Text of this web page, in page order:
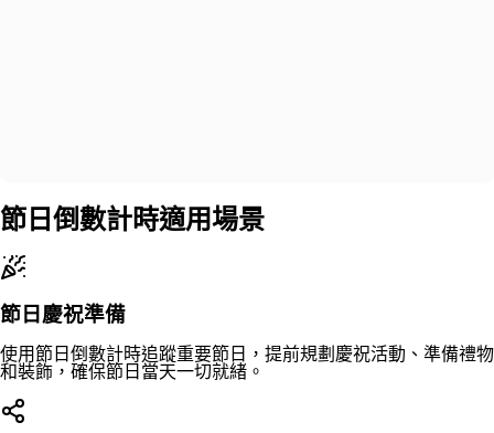
節日倒數計時適用場景
節日慶祝準備
使用節日倒數計時追蹤重要節日，提前規劃慶祝活動、準備禮物
和裝飾，確保節日當天一切就緒。